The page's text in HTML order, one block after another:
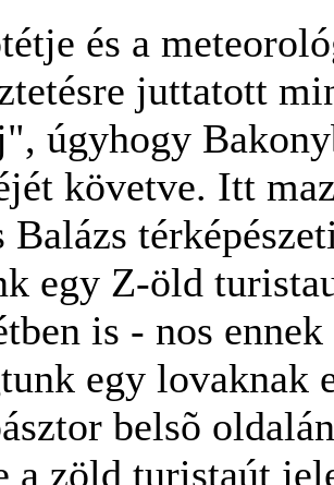
és a
juttatott
úgyhogy
követve. Itt
egy Z-öld
is - nos
egy lovaknak
belsõ
a zöld turistaút